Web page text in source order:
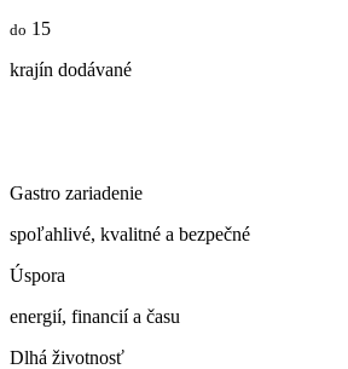
do 15
krajín dodávané
Gastro zariadenie
spoľahlivé, kvalitné a bezpečné
Úspora
energií, financií a času
Dlhá životnosť